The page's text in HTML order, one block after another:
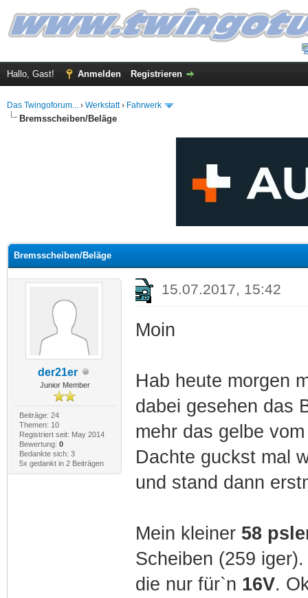
Hallo, Gast! Anmelden Registrieren
Das Twingoforum... › Werkstatt› Fahrwerk
Bremsscheiben/Beläge
Bremsscheiben/Beläge
der21er
Junior Member
Beiträge: 24
Themen: 10
Registriert seit: May 2014
Bewertung: 0
Bedankte sich: 3
5x gedankt in 2 Beiträgen
15.07.2017, 15:42
Moin
Hab heute morgen
dabei gesehen das
mehr das gelbe
Dachte guckst mal
und stand dann
Mein kleiner 58
Scheiben (259
die nur für`n 16V.